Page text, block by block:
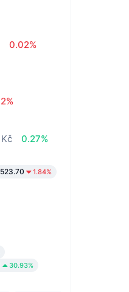
0.02%
0.27%
1.84%
30.93%